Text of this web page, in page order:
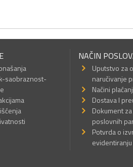
saobraznost-
NAČIN
Uputstvo za
naručivanje
Načini
Dostava I
Dokument
poslovnih
Potvrda o
evidentiranju